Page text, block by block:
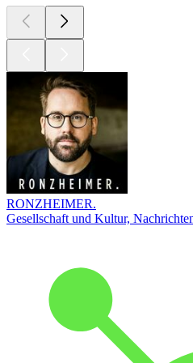
RONZHEIMER.
Gesellschaft und Kultur,